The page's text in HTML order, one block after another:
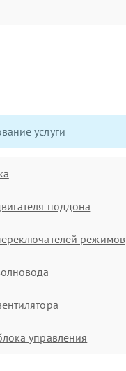
услуги
поддона
режимов
управления